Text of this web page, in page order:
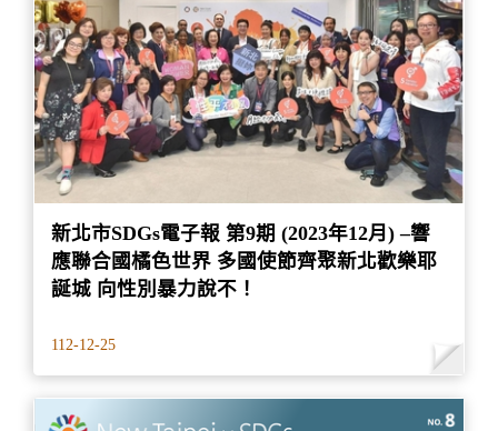
新北市SDGs電子報 第9期 (2023年12月) –響
應聯合國橘色世界 多國使節齊聚新北歡樂耶
誕城 向性別暴力說不！
112-12-25